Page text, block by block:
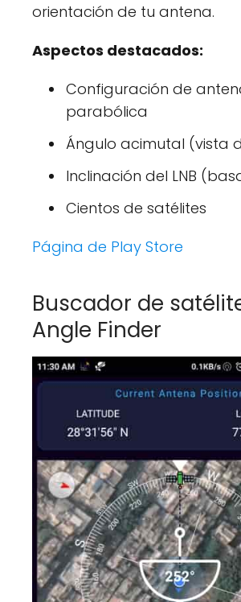
orientación de tu antena.
Aspectos destacados:
Configuración de
parabólica
Ángulo acimutal (vista
Inclinación del LNB
Cientos de satélites
Página de Play Store
Buscador de
Angle Finder